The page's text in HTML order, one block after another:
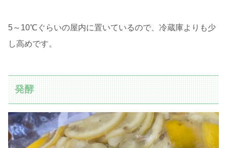
5～10℃ぐらいの屋内に置いているので、冷蔵庫よりも少
し高めです。
発酵